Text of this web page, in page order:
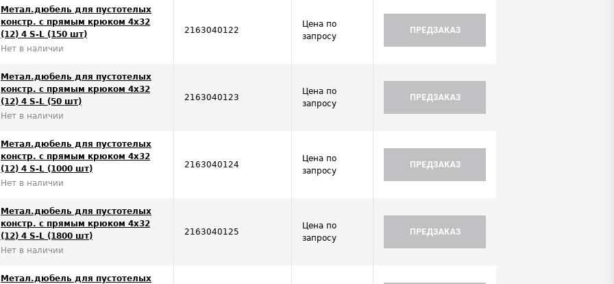
Метал.дюбель для пустотелых
констр. с прямым крюком 4х32
(12) 4 S-L (150 шт)
Нет в наличии
2163040122
Цена по
запросу
ПРЕДЗАКАЗ
Метал.дюбель для пустотелых
констр. с прямым крюком 4х32
(12) 4 S-L (50 шт)
Нет в наличии
2163040123
Цена по
запросу
ПРЕДЗАКАЗ
Метал.дюбель для пустотелых
констр. с прямым крюком 4х32
(12) 4 S-L (1000 шт)
Нет в наличии
2163040124
Цена по
запросу
ПРЕДЗАКАЗ
Метал.дюбель для пустотелых
констр. с прямым крюком 4х32
(12) 4 S-L (1800 шт)
Нет в наличии
2163040125
Цена по
запросу
ПРЕДЗАКАЗ
Метал.дюбель для пустотелых